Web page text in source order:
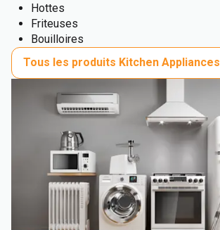
Hottes
Friteuses
Bouilloires
Tous les produits Kitchen Appliances